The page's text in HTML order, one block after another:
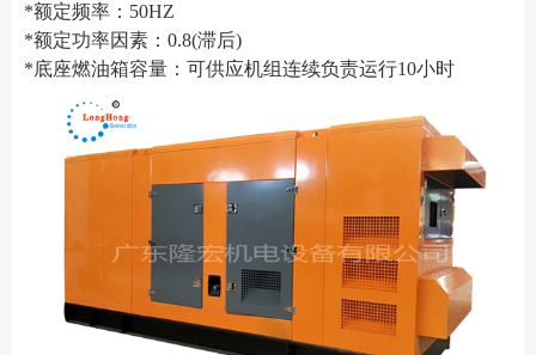
*额定频率：50HZ
*额定功率因素：0.8(滞后)
*底座燃油箱容量：可供应机组连续负责运行10小时